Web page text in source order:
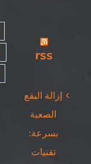
rss
إزالة البقع
الصعبة
بسرعة:
تقنيات